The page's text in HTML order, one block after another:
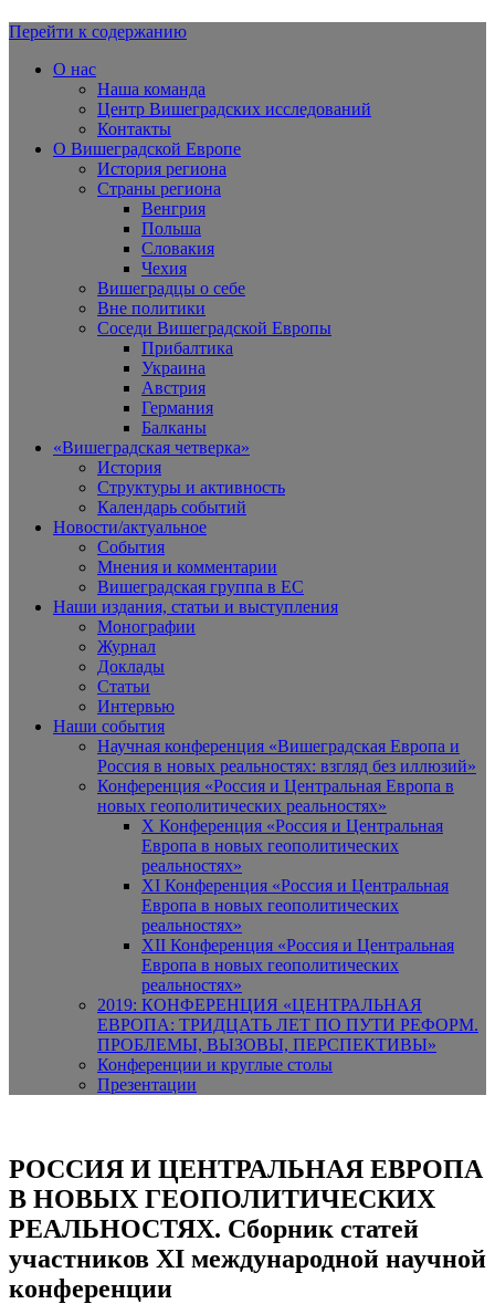
Вишеградская Европа
Перейти к содержанию
О нас
Наша команда
Центр Вишеградских исследований
Контакты
О Вишеградской Европе
История региона
Страны региона
Венгрия
Польша
Словакия
Чехия
Вишеградцы о себе
Вне политики
Соседи Вишеградской Европы
Прибалтика
Украина
Австрия
Германия
Балканы
«Вишеградская четверка»
История
Структуры и активность
Календарь событий
Новости/актуальное
События
Мнения и комментарии
Вишеградская группа в ЕС
Наши издания, статьи и выступления
Монографии
Журнал
Доклады
Статьи
Интервью
Наши события
Научная конференция «Вишеградская Европа и
Россия в новых реальностях: взгляд без иллюзий»
Конференция «Россия и Центральная Европа в
новых геополитических реальностях»
X Конференция «Россия и Центральная
Европа в новых геополитических
реальностях»
XI Конференция «Россия и Центральная
Европа в новых геополитических
реальностях»
XII Конференция «Россия и Центральная
Европа в новых геополитических
реальностях»
2019: КОНФЕРЕНЦИЯ «ЦЕНТРАЛЬНАЯ
ЕВРОПА: ТРИДЦАТЬ ЛЕТ ПО ПУТИ РЕФОРМ.
ПРОБЛЕМЫ, ВЫЗОВЫ, ПЕРСПЕКТИВЫ»
Конференции и круглые столы
Презентации
РОССИЯ И ЦЕНТРАЛЬНАЯ ЕВРОПА
В НОВЫХ ГЕОПОЛИТИЧЕСКИХ
РЕАЛЬНОСТЯХ. Сборник статей
участников XI международной научной
конференции